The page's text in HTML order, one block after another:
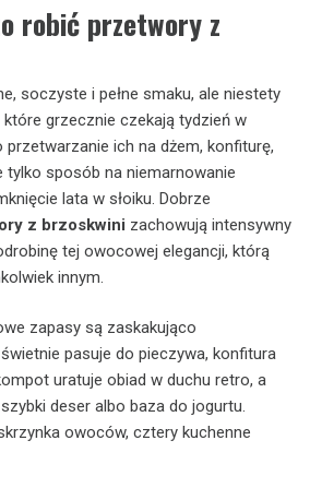
robić przetwory z
soczyste i pełne smaku, ale niestety
grzecznie czekają tydzień w
przetwarzanie ich na dżem, konfiturę,
sposób na niemarnowanie
lata w słoiku. Dobrze
z brzoskwini zachowują intensywny
tej owocowej elegancji, którą
innym.
zapasy są zaskakująco
pasuje do pieczywa, konfitura
uratuje obiad w duchu retro, a
deser albo baza do jogurtu.
owoców, cztery kuchenne